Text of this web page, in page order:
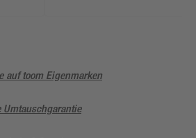
auf toom Eigenmarken
Umtauschgarantie